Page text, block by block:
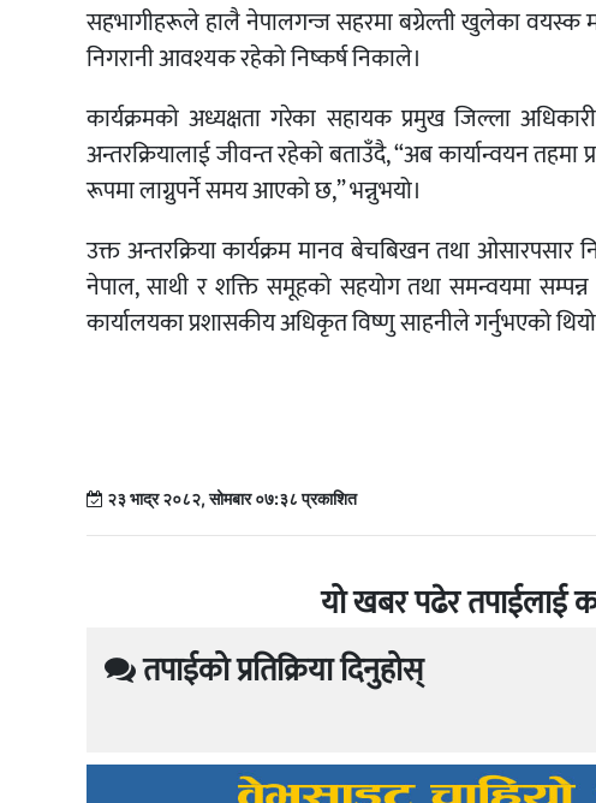
सहभागीहरूले हालै नेपालगन्ज सहरमा बग्रेल्ती खुलेका वयस्क
निगरानी आवश्यक रहेको निष्कर्ष निकाले।
कार्यक्रमको अध्यक्षता गरेका सहायक प्रमुख जिल्ला
अन्तरक्रियालाई जीवन्त रहेको बताउँदै, “अब कार्यान्वयन
रूपमा लाग्नुपर्ने समय आएको छ,” भन्नुभयो।
उक्त अन्तरक्रिया कार्यक्रम मानव बेचबिखन तथा ओसारपसार
नेपाल, साथी र शक्ति समूहको सहयोग तथा समन्वयमा
कार्यालयका प्रशासकीय अधिकृत विष्णु साहनीले गर्नुभएको
२३ भाद्र २०८२, सोमबार ०७:३८ प्रकाशित
यो खबर पढेर तपाईलाई
तपाईको प्रतिक्रिया दिनुहोस्